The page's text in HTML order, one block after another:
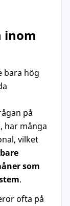
inom
bara hög
på
har många
vilket
som
.
ofta på